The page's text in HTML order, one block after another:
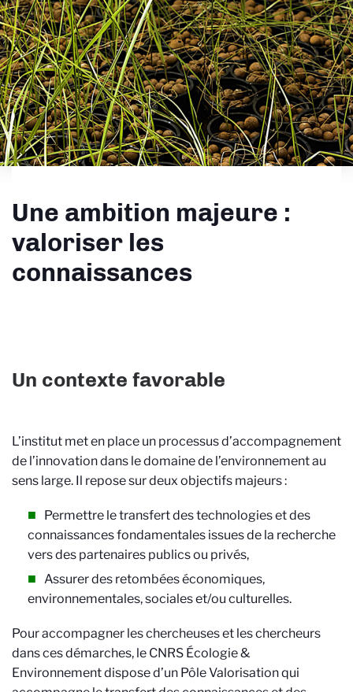
Une ambition majeure :
valoriser les
connaissances
Un contexte favorable
L’institut met en place un processus d’accompagnement
de l’innovation dans le domaine de l’environnement au
sens large. Il repose sur deux objectifs majeurs :
Permettre le transfert des technologies et des
connaissances fondamentales issues de la recherche
vers des partenaires publics ou privés,
Assurer des retombées économiques,
environnementales, sociales et/ou culturelles.
Pour accompagner les chercheuses et les chercheurs
dans ces démarches, le CNRS Écologie &
Environnementdispose d’un Pôle Valorisation qui